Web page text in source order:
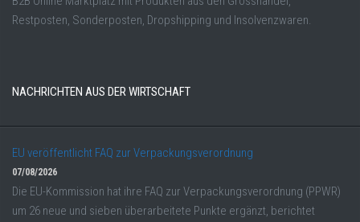
Restposten, Sonderposten, Dropshipping und Insolvenzwaren.
NACHRICHTEN AUS DER WIRTSCHAFT
EU veröffentlicht FAQ zur Verpackungsverordnung
07/08/2026
Die EU-Kommission hat ihre FAQ zur Verpackungsverordnung (PPWR)
um 26 neue und sieben überarbeitete Punkte ergänzt, berichtet